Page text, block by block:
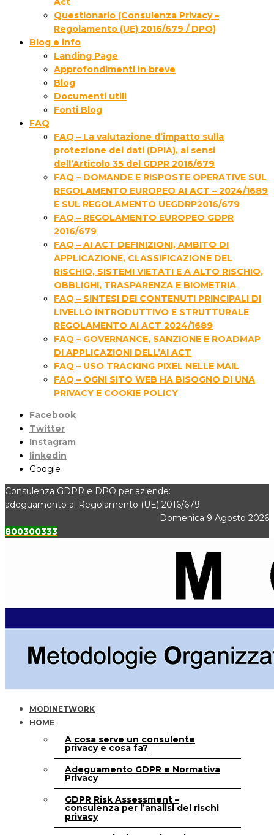
Questionario (Consulenza Privacy –
Regolamento (UE) 2016/679 / DPO)
Blog e info
Landing Page
Approfondimenti in breve
Blog
Documenti utili
Fonti Blog
FAQ
FAQ – La valutazione d’impatto sulla
protezione dei dati (DPIA), ai sensi
dell’Articolo 35 del GDPR 2016/679
FAQ – DOMANDE E RISPOSTE OPERATIVE SUL
REGOLAMENTO EUROPEO AI ACT – 2024/1689
E SUL REGOLAMENTO UEGDRP2016/679
FAQ – REGOLAMENTO EUROPEO GDPR
2016/679
FAQ – AI ACT DEFINIZIONI, AMBITO DI
APPLICAZIONE, CLASSIFICAZIONE DEL
RISCHIO, SISTEMI VIETATI E A ALTO RISCHIO,
OBBLIGHI, TRASPARENZA E BIOMETRIA
FAQ – SINTESI DEI CONTENUTI PRINCIPALI DI
LIVELLO INTRODUTTIVO E STRUTTURALE
REGOLAMENTO AI ACT 2024/1689
FAQ – GOVERNANCE, SANZIONE E ROADMAP
DI APPLICAZIONI DELL’AI ACT
FAQ – USO TRACKING PIXEL NELLE MAIL
FAQ – OGNI SITO WEB HA BISOGNO DI UNA
PRIVACY E COOKIE POLICY
Facebook
Twitter
Instagram
linkedin
Google
Consulenza GDPR e DPO per aziende:
adeguamento al Regolamento (UE) 2016/679
Domenica 9 Agosto 2026
800300333
MODINETWORK
HOME
A cosa serve un consulente
privacy e cosa fa?
Adeguamento GDPR e Normativa
Privacy
GDPR Risk Assessment –
consulenza per l’analisi dei rischi
privacy